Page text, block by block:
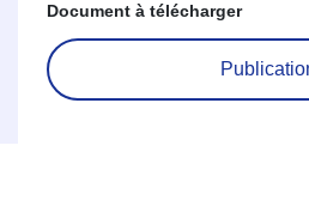
Document à télécharger